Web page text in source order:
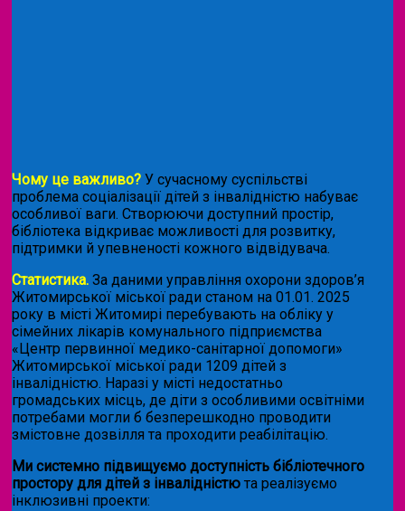
Чому це важливо? У сучасному суспільстві
проблема соціалізації дітей з інвалідністю набуває
особливої ваги. Створюючи доступний простір,
бібліотека відкриває можливості для розвитку,
підтримки й упевненості кожного відвідувача.
Статистика. За даними управління охорони здоров’я
Житомирської міської ради станом на 01.01. 2025
року в місті Житомирі перебувають на обліку у
сімейних лікарів комунального підприємства
«Центр первинної медико-санітарної допомоги»
Житомирської міської ради 1209 дітей з
інвалідністю. Наразі у місті недостатньо
громадських місць, де діти з особливими освітніми
потребами могли б безперешкодно проводити
змістовне дозвілля та проходити реабілітацію.
Ми системно підвищуємо доступність бібліотечного
простору для дітей з інвалідністю та реалізуємо
інклюзивні проекти: